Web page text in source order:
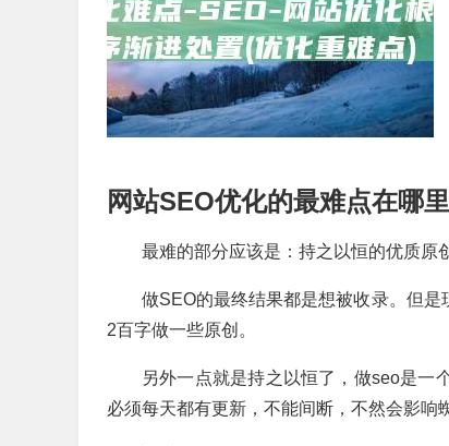
网站SEO优化的最难点在哪里
最难的部分应该是：持之以恒的优质原
做SEO的最终结果都是想被收录。但
2百字做一些原创。
另外一点就是持之以恒了，做seo是一
必须每天都有更新，不能间断，不然会影响